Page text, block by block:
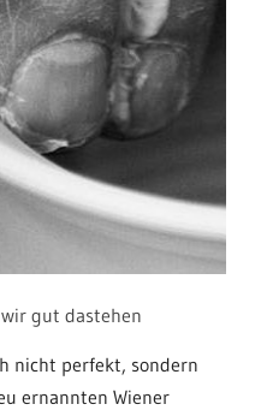
gut dastehen
nicht perfekt, sondern
ernannten Wiener